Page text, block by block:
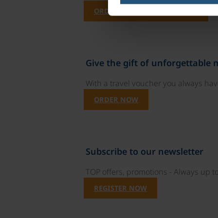
ORDER NOW FREE OF CHARGE
Give the gift of unforgettable
With a travel voucher you always
ORDER NOW
Subscribe to our newsletter
TOP offers, promotions - Always up
REGISTER NOW